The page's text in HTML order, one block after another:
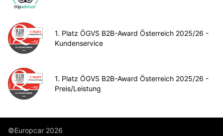
1. Platz ÖGVS B2B-Award Österreich 2025/26 -
Kundenservice
1. Platz ÖGVS B2B-Award Österreich 2025/26 -
Preis/Leistung
©Europcar 2026